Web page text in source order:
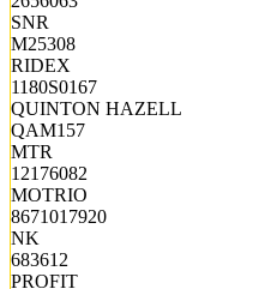
SNR
M25308
RIDEX
1180S0167
QUINTON HAZELL
QAM157
MTR
12176082
MOTRIO
8671017920
NK
683612
PROFIT